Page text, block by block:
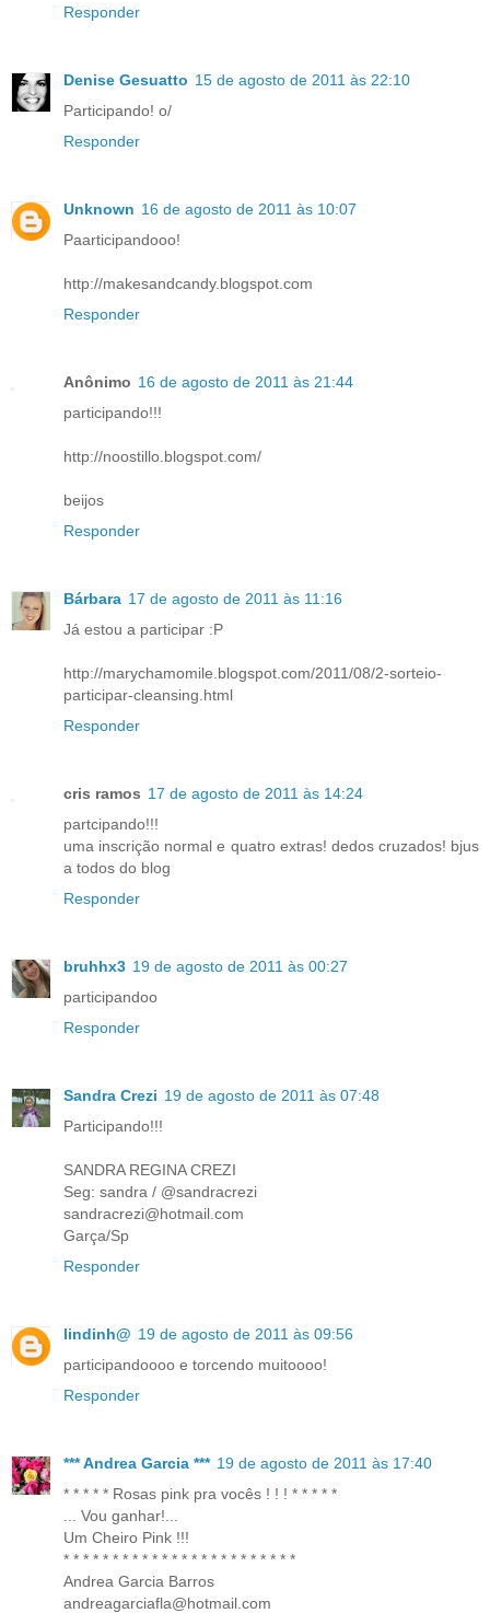
Responder
Denise Gesuatto 15 de agosto de 2011 às 22:10
Participando! o/
Responder
Unknown 16 de agosto de 2011 às 10:07
Paarticipandooo!
http://makesandcandy.blogspot.com
Responder
Anônimo 16 de agosto de 2011 às 21:44
participando!!!
http://noostillo.blogspot.com/
beijos
Responder
Bárbara 17 de agosto de 2011 às 11:16
Já estou a participar :P
http://marychamomile.blogspot.com/2011/08/2-sorteio-
participar-cleansing.html
Responder
cris ramos 17 de agosto de 2011 às 14:24
partcipando!!!
uma inscrição normal e quatro extras! dedos cruzados! bjus
a todos do blog
Responder
bruhhx3 19 de agosto de 2011 às 00:27
participandoo
Responder
Sandra Crezi 19 de agosto de 2011 às 07:48
Participando!!!
SANDRA REGINA CREZI
Seg: sandra / @sandracrezi
sandracrezi@hotmail.com
Garça/Sp
Responder
lindinh@ 19 de agosto de 2011 às 09:56
participandoooo e torcendo muitoooo!
Responder
*** Andrea Garcia *** 19 de agosto de 2011 às 17:40
* * * * * Rosas pink pra vocês ! ! ! * * * * *
... Vou ganhar!...
Um Cheiro Pink !!!
* * * * * * * * * * * * * * * * * * * * * * * *
Andrea Garcia Barros
andreagarciafla@hotmail.com